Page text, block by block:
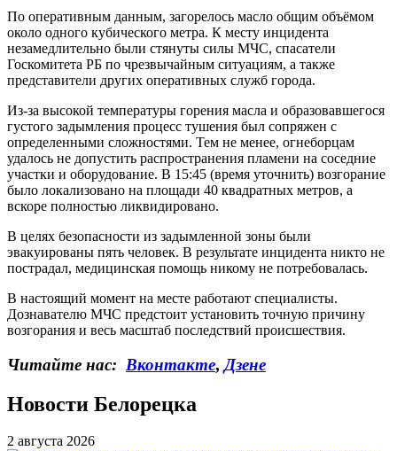
По оперативным данным, загорелось масло общим объёмом
около одного кубического метра. К месту инцидента
незамедлительно были стянуты силы МЧС, спасатели
Госкомитета РБ по чрезвычайным ситуациям, а также
представители других оперативных служб города.
Из-за высокой температуры горения масла и образовавшегося
густого задымления процесс тушения был сопряжен с
определенными сложностями. Тем не менее, огнеборцам
удалось не допустить распространения пламени на соседние
участки и оборудование. В 15:45 (время уточнить) возгорание
было локализовано на площади 40 квадратных метров, а
вскоре полностью ликвидировано.
В целях безопасности из задымленной зоны были
эвакуированы пять человек. В результате инцидента никто не
пострадал, медицинская помощь никому не потребовалась.
В настоящий момент на месте работают специалисты.
Дознавателю МЧС предстоит установить точную причину
возгорания и весь масштаб последствий происшествия.
Читайте нас: Вконтакте, Дзене
Новости Белорецка
2 августа 2026